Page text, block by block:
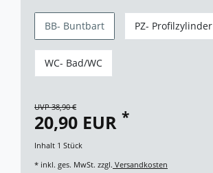
BB- Buntbart PZ- Profilzylinder
WC- Bad/WC
UVP 38,90 €
20,90 EUR *
Inhalt 1 Stück
* inkl. ges. MwSt. zzgl. Versandkosten